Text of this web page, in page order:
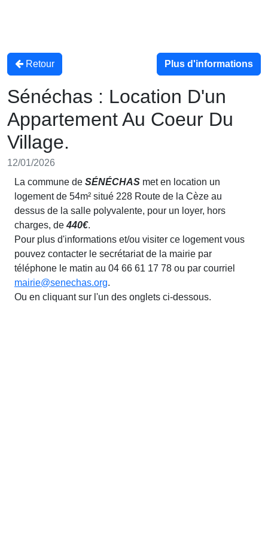
Retour Plus d'informations
Sénéchas : Location D'un
Appartement Au Coeur Du
Village.
12/01/2026
La commune de SÉNÉCHAS met en location un
logement de 54m² situé 228 Route de la Cèze au
dessus de la salle polyvalente, pour un loyer, hors
charges, de440€.
Pour plus d'informations et/ou visiter ce logement vous
pouvez contacter le secrétariat de la mairie par
téléphone le matin au 04 66 61 17 78 ou par courriel
mairie@senechas.org.
Ou en cliquant sur l'un des onglets ci-dessous.